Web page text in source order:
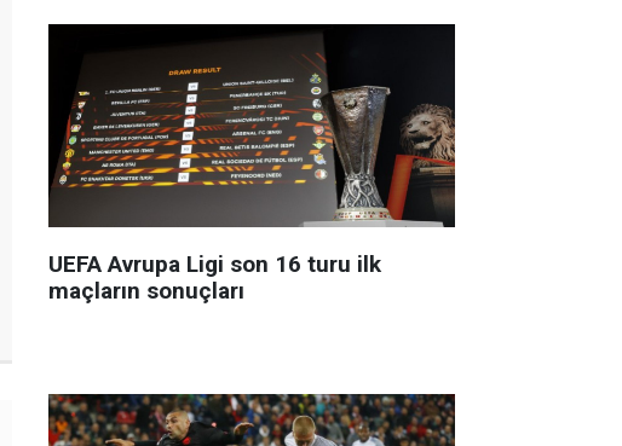
UEFA Avrupa Ligi son 16 turu ilk
maçların sonuçları